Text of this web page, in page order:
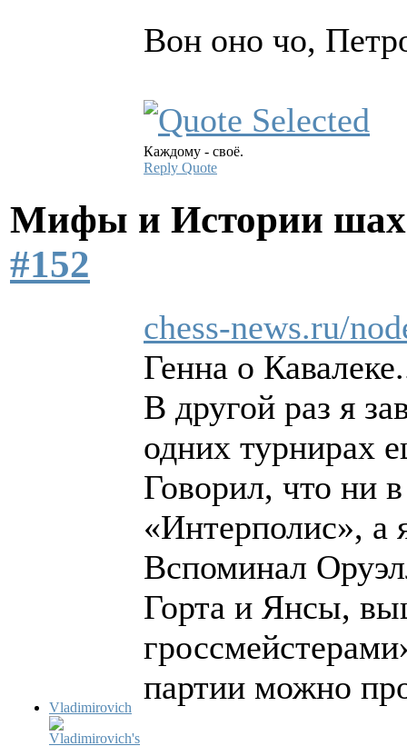
Вон оно чо,
Каждому - своё.
Reply Quote
Мифы и Истории
#152
Vladimirovich
chess-news.ru/
Генна о
В другой раз я
одних турнирах
Говорил, что ни
«Интерполис», а
Вспоминал
Горта и Янсы,
партии можно